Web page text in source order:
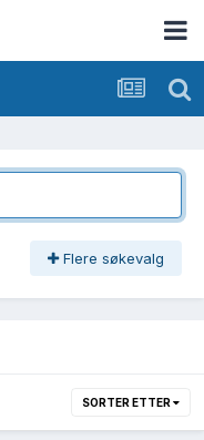
Flere søkevalg
SORTER ETTER